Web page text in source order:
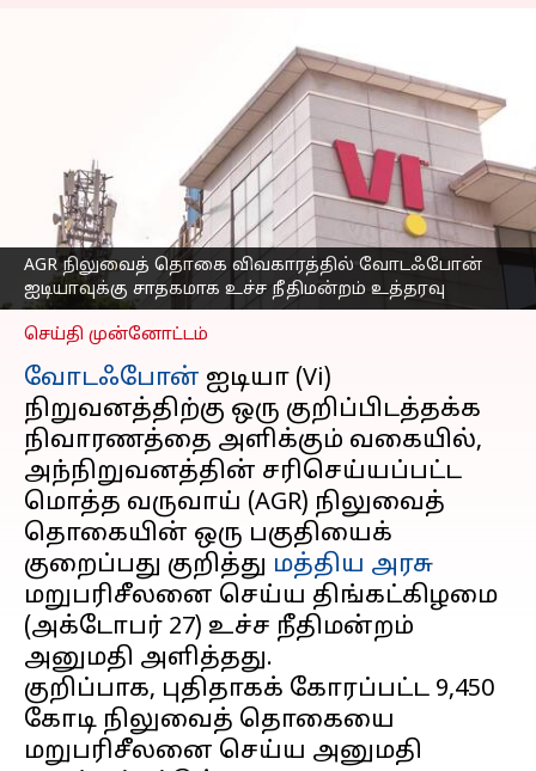
AGR நிலுவைத் தொகை விவகாரத்தில் வோடஃபோன்
ஐடியாவுக்கு சாதகமாக உச்ச நீதிமன்றம் உத்தரவு
வோடஃபோன் ஐடியாவுக்கு
நிம்மதி; AGR நிலுவைத்
தொகையைக் குறைப்பது
குறித்து மறுபரிசீலனை
செய்ய உச்ச நீதிமன்றம்
அனுமதி
எழுதியவர் Sekar Chinnappan Oct 27, 2025 01:08 pm
செய்தி முன்னோட்டம்
வோடஃபோன் ஐடியா (Vi)
நிறுவனத்திற்கு ஒரு குறிப்பிடத்தக்க
நிவாரணத்தை அளிக்கும் வகையில்,
அந்நிறுவனத்தின் சரிசெய்யப்பட்ட
மொத்த வருவாய் (AGR) நிலுவைத்
தொகையின் ஒரு பகுதியைக்
குறைப்பது குறித்து மத்திய அரசு
மறுபரிசீலனை செய்ய திங்கட்கிழமை
(அக்டோபர் 27) உச்ச நீதிமன்றம்
அனுமதி அளித்தது.
குறிப்பாக, புதிதாகக் கோரப்பட்ட ₹9,450
கோடி நிலுவைத் தொகையை
மறுபரிசீலனை செய்ய அனுமதி